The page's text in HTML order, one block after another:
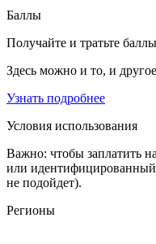
Баллы
Получайте и тратьте баллы
Здесь можно и то, и другое
Узнать подробнее
Условия использования
Важно: чтобы заплатить
или
не подойдет).
Регионы